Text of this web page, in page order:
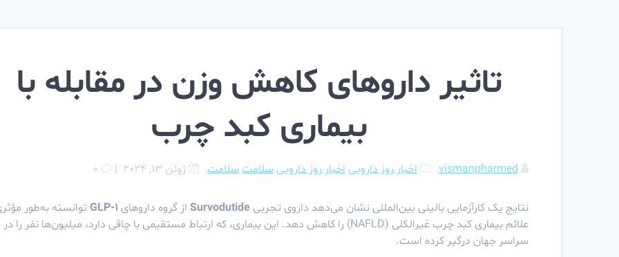
تاثیر داروهای کاهش وزن در مقابله با
بیماری کبد چرب
vismanpharmed اخبار روز دارویی اخبار روز دارویی سلامتسلامت ژوئن 13, 2024 |
0
نتایج یک کارآزمایی بالینی بین‌المللی نشان می‌دهد داروی تجربیSurvodutide از گروه داروهای GLP-1 توانسته به‌طور
علائم بیماری کبد چرب غیرالکلی (NAFLD) را کاهش دهد. این بیماری، که ارتباط مستقیمی با چاقی دارد، میلیون‌ها نفر را در
سراسر جهان درگیر کرده است.